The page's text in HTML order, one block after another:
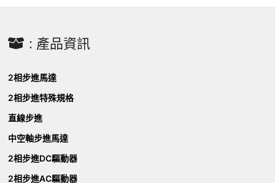
: 產品資訊
2相步進馬達
2相步進特殊規格
直線步進
中空軸步進馬達
2相步進DC驅動器
2相步進AC驅動器